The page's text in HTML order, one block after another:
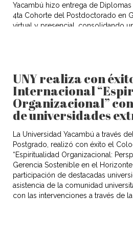
Yacambú hizo entrega de
4ta Cohorte del Postdoctorado en
virtual y presencial, consolidando
UNY realiza con
Internacional
Organizacional”
de universidades
La Universidad Yacambú a través
Postgrado, realizó con éxito el
“Espiritualidad Organizacional:
Gerencia Sostenible en el
participación de destacadas
asistencia de la comunidad
con las intervenciones a través de